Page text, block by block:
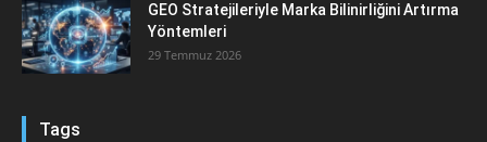
GEO Stratejileriyle Marka Bilinirliğini Artırma
Yöntemleri
29 Temmuz 2026
Tags